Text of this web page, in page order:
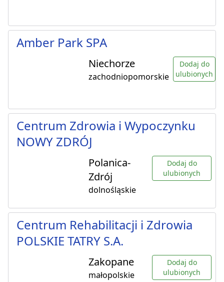
Amber Park SPA
Niechorze
zachodniopomorskie
Dodaj do
ulubionych
Centrum Zdrowia i Wypoczynku
NOWY ZDRÓJ
Polanica-
Zdrój
dolnośląskie
Dodaj do
ulubionych
Centrum Rehabilitacji i Zdrowia
POLSKIE TATRY S.A.
Zakopane
małopolskie
Dodaj do
ulubionych